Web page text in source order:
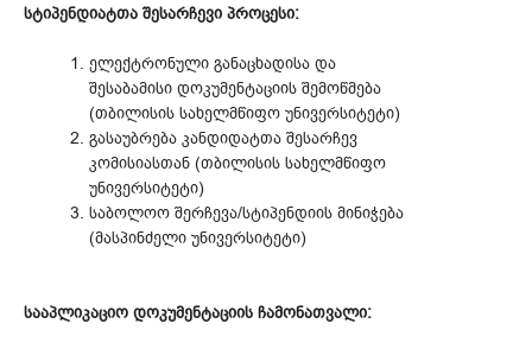
სტიპენდიატთა შესარჩევი პროცესი:
ელექტრონული განაცხადისა და
შესაბამისი დოკუმენტაციის შემოწმება
(თბილისის სახელმწიფო უნივერსიტეტი)
გასაუბრება კანდიდატთა შესარჩევ
კომისიასთან (თბილისის სახელმწიფო
უნივერსიტეტი)
საბოლოო შერჩევა/სტიპენდიის მინიჭება
(მასპინძელი უნივერსიტეტი)
სააპლიკაციო დოკუმენტაციის ჩამონათვალი: